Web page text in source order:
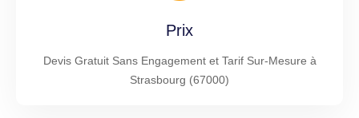
Prix
Devis Gratuit Sans Engagement et Tarif Sur-Mesure à
Strasbourg (67000)